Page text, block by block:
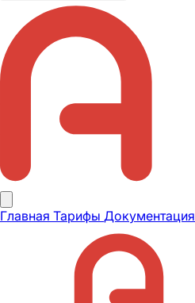
Главная Тарифы Документация